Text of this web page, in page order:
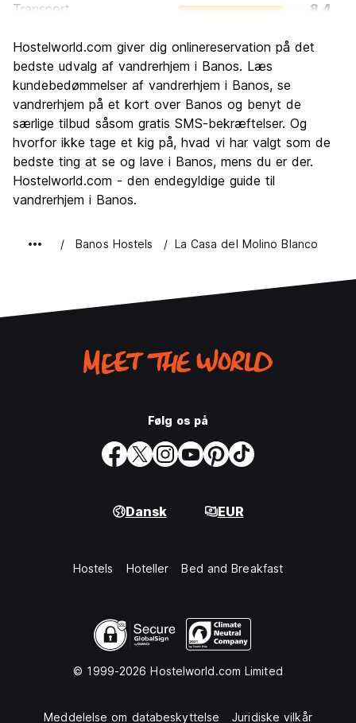
Transport
8.4
Kultur
Fester
Værdi for pengene
Hostelworld.com giver dig onlinereservation på det
bedste udvalg af vandrerhjem i Banos. Læs
kundebedømmelser af vandrerhjem i Banos, se
vandrerhjem på et kort over Banos og benyt de
særlige tilbud såsom gratis SMS-bekræftelser. Og
hvorfor ikke tage et kig på, hvad vi har valgt som de
bedste ting at se og lave i Banos, mens du er der.
Hostelworld.com - den endegyldige guide til
vandrerhjem i Banos.
Banos Hostels La Casa del Molino Blanco
Følg os på
Dansk EUR
Hostels Hoteller Bed and Breakfast
© 1999-2026 Hostelworld.com Limited
Meddelelse om databeskyttelse Juridiske vilkår